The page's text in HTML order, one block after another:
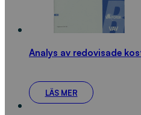
Analys av redovisade
LÄS MER